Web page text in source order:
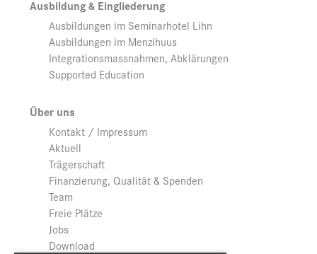
Ausbildung & Eingliederung
Ausbildungen im Seminarhotel Lihn
Ausbildungen im Menzihuus
Integrationsmassnahmen, Abklärungen
Supported Education
Über uns
Kontakt / Impressum
Aktuell
Trägerschaft
Finanzierung, Qualität & Spenden
Team
Freie Plätze
Jobs
Download